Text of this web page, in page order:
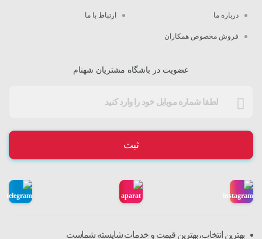
درباره ما ارتباط با ما
فروش مخصوص همکاران
عضویت در باشگاه مشتریان شهنام
ثبت
بهترین انتخاب، بهترین قیمت و خدمات شایسته شماست